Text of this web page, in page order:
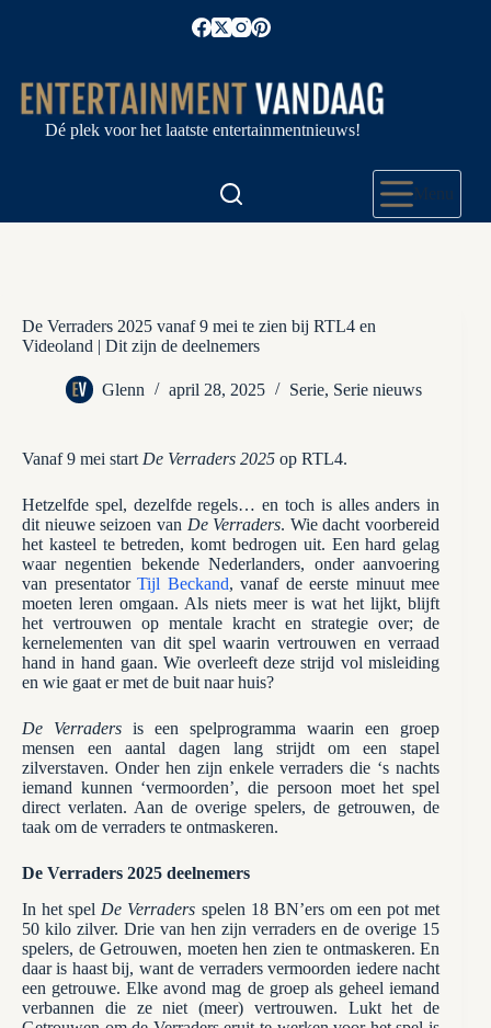
Dé plek voor het laatste entertainmentnieuws!
Menu
De Verraders 2025 vanaf 9 mei te zien bij RTL4 en
Videoland | Dit zijn de deelnemers
Glenn april 28, 2025 Serie, Serie nieuws
Vanaf 9 mei start De Verraders 2025 op RTL4.
Hetzelfde spel, dezelfde regels… en toch is alles anders in
dit nieuwe seizoen van De Verraders. Wie dacht voorbereid
het kasteel te betreden, komt bedrogen uit. Een hard gelag
waar negentien bekende Nederlanders, onder aanvoering
van presentatorTijl Beckand, vanaf de eerste minuut mee
moeten leren omgaan. Als niets meer is wat het lijkt, blijft
het vertrouwen op mentale kracht en strategie over; de
kernelementen van dit spel waarin vertrouwen en verraad
hand in hand gaan. Wie overleeft deze strijd vol misleiding
en wie gaat er met de buit naar huis?
De Verraders is een spelprogramma waarin een groep
mensen een aantal dagen lang strijdt om een stapel
zilverstaven. Onder hen zijn enkele verraders die ‘s nachts
iemand kunnen ‘vermoorden’, die persoon moet het spel
direct verlaten. Aan de overige spelers, de getrouwen, de
taak om de verraders te ontmaskeren.
De Verraders 2025 deelnemers
In het spel De Verraders spelen 18 BN’ers om een pot met
50 kilo zilver. Drie van hen zijn verraders en de overige 15
spelers, de Getrouwen, moeten hen zien te ontmaskeren. En
daar is haast bij, want de verraders vermoorden iedere nacht
een getrouwe. Elke avond mag de groep als geheel iemand
verbannen die ze niet (meer) vertrouwen. Lukt het de